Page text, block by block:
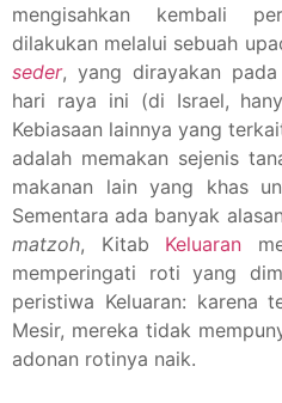
mengisahkan kembali
dilakukan melalui sebuah
seder, yang dirayakan
hari raya ini (di Israel,
Kebiasaan lainnya yang
adalah memakan sejenis
makanan lain yang khas
Sementara ada banyak
matzoh, Kitab Keluaran
memperingati roti yang
peristiwa Keluaran: karena
Mesir, mereka tidak
adonan rotinya naik.